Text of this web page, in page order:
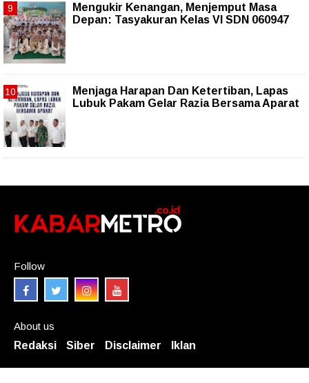
Mengukir Kenangan, Menjemput Masa
Depan: Tasyakuran Kelas VI SDN 060947
Menjaga Harapan Dan Ketertiban, Lapas
Lubuk Pakam Gelar Razia Bersama Aparat
Follow
About us
Redaksi
Siber Disclaimer Iklan